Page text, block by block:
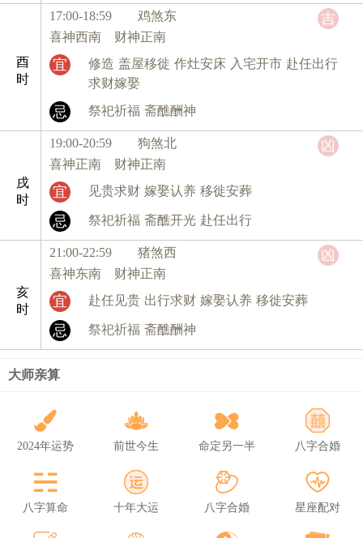
酉
时
17:00-18:59 鸡煞东
喜神西南 财神正南
宜 修造 盖屋移徙 作灶安床 入宅开市 赴任出行
求财嫁娶
忌 祭祀祈福 斋醮酬神
吉
戌
时
19:00-20:59 狗煞北
喜神正南 财神正南
宜 见贵求财 嫁娶认养 移徙安葬
忌 祭祀祈福 斋醮开光 赴任出行
凶
亥
时
21:00-22:59 猪煞西
喜神东南 财神正南
宜 赴任见贵 出行求财 嫁娶认养 移徙安葬
忌 祭祀祈福 斋醮酬神
凶
大师亲算
2024年运势 前世今生 命定另一半 八字合婚
八字算命 十年大运 八字合婚 星座配对